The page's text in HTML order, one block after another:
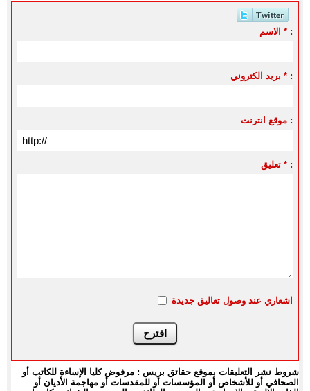
الاسم * :
بريد الكتروني * :
موقع انترنت :
تعليق * :
اشعاري عند وصول تعاليق جديدة
شروط نشر التعليقات بموقع حقائق بريس : مرفوض كليا الإساءة للكاتب أو
الصحافي أو للأشخاص أو المؤسسات أو للمقدسات أو مهاجمة الأديان أو